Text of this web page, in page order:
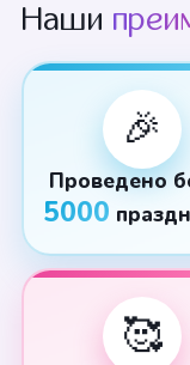
Наши
🎉
Проведено
5000
🥰